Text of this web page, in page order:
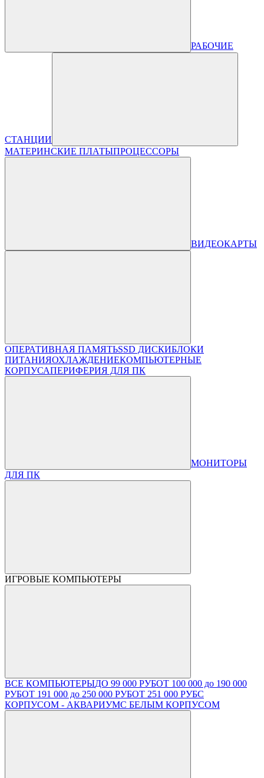
РАБОЧИЕ
СТАНЦИИ
МАТЕРИНСКИЕ ПЛАТЫПРОЦЕССОРЫ
ВИДЕОКАРТЫ
ОПЕРАТИВНАЯ ПАМЯТЬSSD ДИСКИБЛОКИ
ПИТАНИЯОХЛАЖДЕНИЕКОМПЬЮТЕРНЫЕ
КОРПУСАПЕРИФЕРИЯ ДЛЯ ПК
МОНИТОРЫ
ДЛЯ ПК
ИГРОВЫЕ КОМПЬЮТЕРЫ
ВСЕ КОМПЬЮТЕРЫДО 99 000 РУБОТ 100 000 до 190 000
РУБОТ 191 000 до 250 000 РУБОТ 251 000 РУБС
КОРПУСОМ - АКВАРИУМС БЕЛЫМ КОРПУСОМ